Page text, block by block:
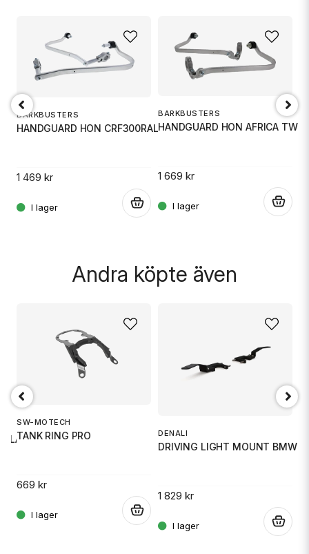
Namn
Mejladress
Skicka fråga
BARKBUSTERS
HANDGUARD HON CRF300RALLY
1 469 kr
BARKBUSTERS
HANDGUARD HON AFRICA TWIN
1 669 kr
Andra köpte även
ANO
SW-MOTECH
TANK RING PRO
669 kr
DENALI
DRIVING LIGHT MOUNT BMW
1 829 kr